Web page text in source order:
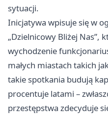
sytuacji.
Inicjatywa wpisuje się w
„Dzielnicowy Bliżej Nas”,
wychodzenie
małych miastach takich
takie spotkania budują
procentuje latami –
przestępstwa zdecyduje